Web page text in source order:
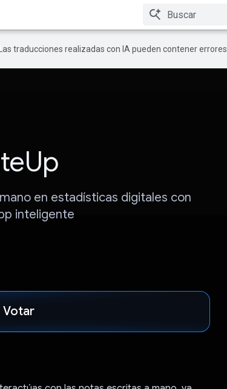
traducciones realizadas con IA pueden contener errores.
en estadísticas digitales con
inteligente
Votar